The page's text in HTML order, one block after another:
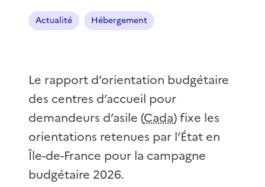
Actualité Hébergement
Le rapport d’orientation budgétaire
des centres d’accueil pour
demandeurs d’asile (Cada) fixe les
orientations retenues par l’État en
Île-de-France pour la campagne
budgétaire 2026.